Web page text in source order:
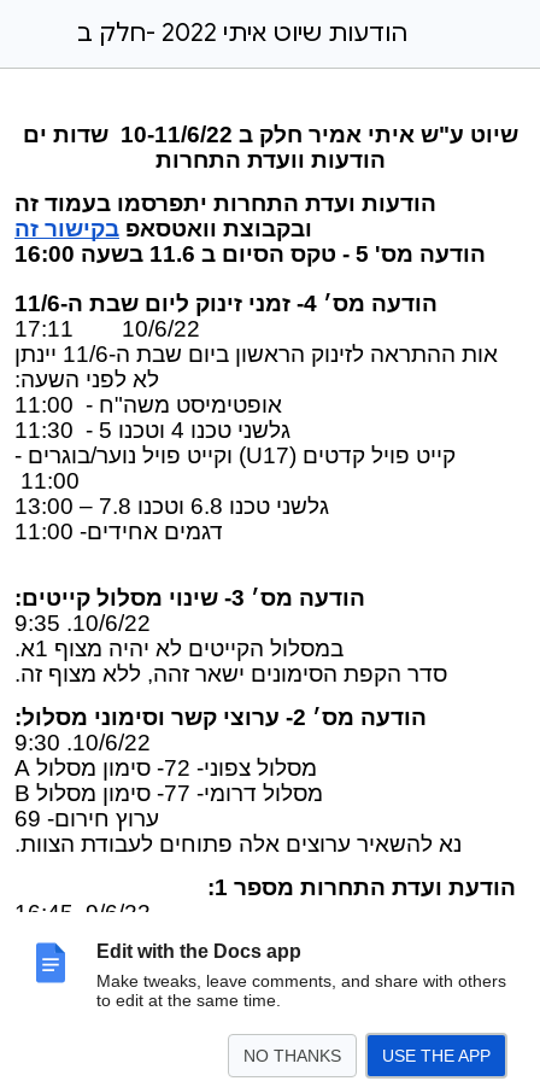
Edit with the Docs app
Make tweaks, leave comments, and share with others
to edit at the same time.
NO THANKS USE THE APP
הודעות שיוט איתי 2022 -חלק ב
שיוט ע"ש איתי אמיר חלק ב 10-11/6/22 שדות ים
הודעות וועדת התחרות
הודעות ועדת התחרות יתפרסמו בעמוד זה
ובקבוצת וואטסאפ בקישור זה
הודעה מס' 5 - טקס הסיום ב 11.6 בשעה 16:00
הודעה מס׳ 4- זמני זינוק ליום שבת ה-11/6
10/6/22 17:11
אות ההתראה לזינוק הראשון ביום שבת ה-11/6 יינתן
לא לפני השעה:
אופטימיסט משה"ח - 11:00
גלשני טכנו 4 וטכנו 5 - 11:30
קייט פויל קדטים (U17) וקייט פויל נוער/בוגרים -
גלשני טכנו 6.8 וטכנו 7.8 – 13:00
דגמים אחידים- 11:00
הודעה מס׳ 3- שינוי מסלול קייטים:
10/6/22. 9:35
במסלול הקייטים לא יהיה מצוף 1א.
סדר הקפת הסימונים ישאר זהה, ללא מצוף זה.
הודעה מס׳ 2- ערוצי קשר וסימוני מסלול:
10/6/22. 9:30
מסלול צפוני- 72- סימון מסלול A
מסלול דרומי- 77- סימון מסלול B
ערוץ חירום- 69
נא להשאיר ערוצים אלה פתוחים לעבודת הצוות.
הודעת ועדת התחרות מספר 1:
9/6/22 16:45
קישור לטופס הרשמת ציוד בדגם קייט FOIL נוער
(U19) ובוגרים.
<לחצו כאן>
ניתן לסיים את הרשמת הציוד עד השעה 10:30 (בשינוי
למופיע בהזמנה לתחרות).